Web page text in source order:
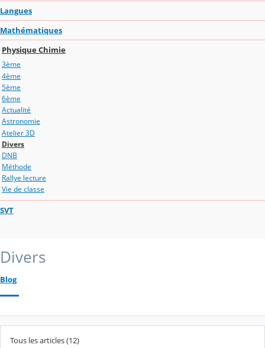
Langues
Mathématiques
Physique Chimie
3ème
4ème
5ème
6ème
Actualité
Astronomie
Atelier 3D
Divers
DNB
Méthode
Rallye lecture
Vie de classe
SVT
Divers
Blog
Tous les articles (12)